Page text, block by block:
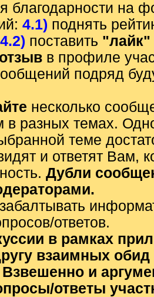
благодарности на
4.1) поднять
4.2) поставить "лайк"
в профиле
подряд
несколько
в разных темах.
теме
и ответят Вам,
Дубли
ответов.
в рамках
взаимных обид
и
ответы